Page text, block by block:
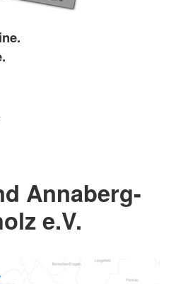
Annaberg-
e.V.